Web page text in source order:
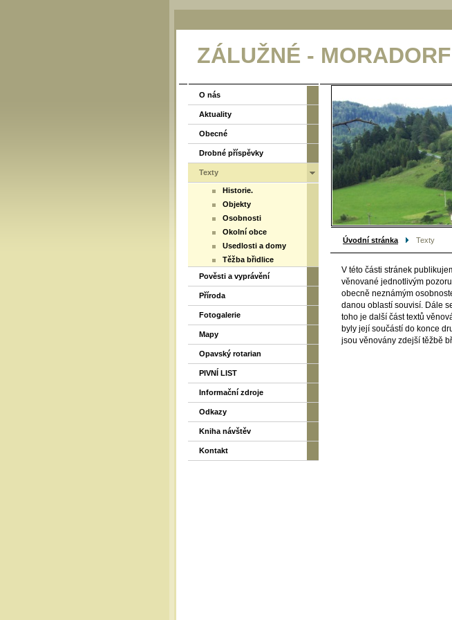
ZÁLUŽNÉ - MORADORF
Úvodní stránka Texty
V této části stránek
věnované jednotlivým
obecně neznámým
danou oblastí souvisí. Dále
toho je další část textů
byly její součástí do konce
jsou věnovány zdejší těžbě
O nás
Aktuality
Obecné
Drobné příspěvky
Texty
Historie.
Objekty
Osobnosti
Okolní obce
Usedlosti a domy
Těžba břidlice
Pověsti a vyprávění
Příroda
Fotogalerie
Mapy
Opavský rotarian
PIVNÍ LIST
Informační zdroje
Odkazy
Kniha návštěv
Kontakt